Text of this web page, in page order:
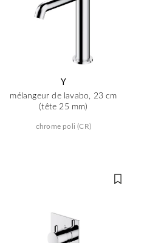
Y
mélangeur de lavabo, 23 cm
(tête 25 mm)
chrome poli (CR)